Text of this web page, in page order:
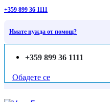
+359 899 36 1111
Имате нужда от помощ?
+359 899 36 1111
Обадете се